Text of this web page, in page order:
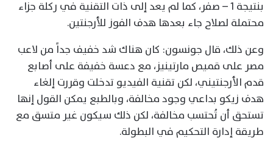
بنتيجة 1 – صفر، كما لم يعد إلى ذات التقنية في ركلة جزاء
محتملة لصلاح جاء بعدها هدف الفوز للأرجنتين.
وعن ذلك، قال جونسون: كان هناك شد خفيف جداً من لاعب
مصر على قميص مارتينيز، مع دعسة خفيفة على أصابع
قدم الأرجنتيني، لكن تقنية الفيديو تدخلت وقررت إلغاء
هدف زيكو بداعي وجود مخالفة، وبالطبع يمكن القول إنها
تستحق أن تُحتسب مخالفة، لكن ذلك سيكون غير متسق مع
طريقة إدارة التحكيم في البطولة.